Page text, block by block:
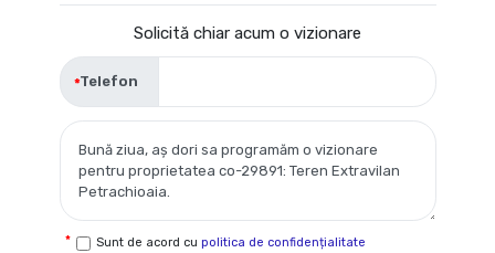
Solicită chiar acum o vizionare
Telefon
Sunt de acord cu politica de confidențialitate